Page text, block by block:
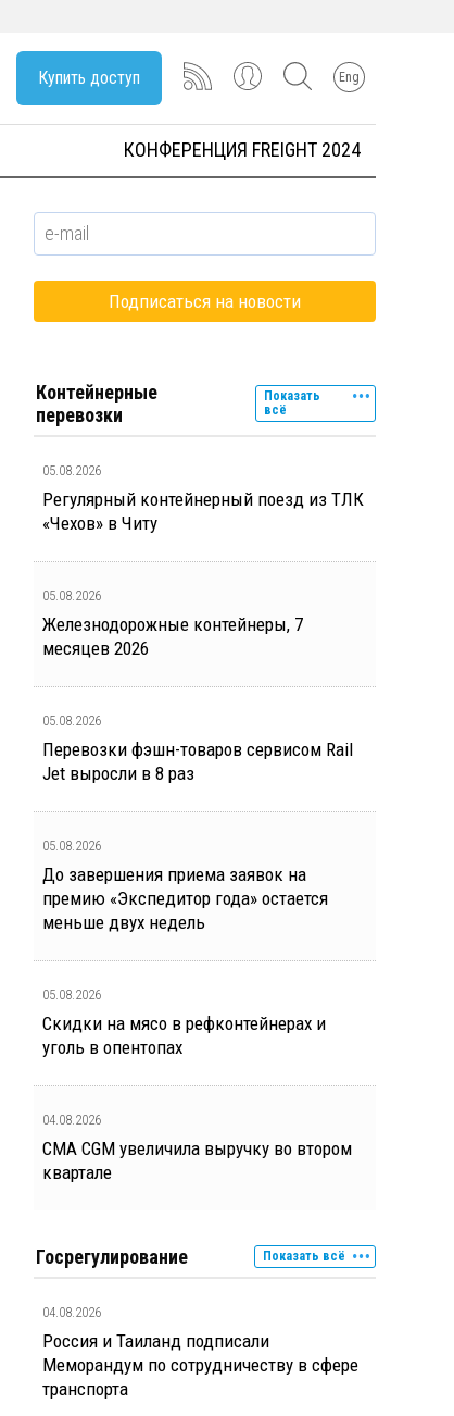
Купить доступ Eng
КОНФЕРЕНЦИЯ FREIGHT 2024
Контейнерные
перевозки
Показать
всё
05.08.2026
Регулярный контейнерный поезд из ТЛК
«Чехов» в Читу
05.08.2026
Железнодорожные контейнеры, 7
месяцев 2026
05.08.2026
Перевозки фэшн-товаров сервисом Rail
Jet выросли в 8 раз
05.08.2026
До завершения приема заявок на
премию «Экспедитор года» остается
меньше двух недель
05.08.2026
Скидки на мясо в рефконтейнерах и
уголь в опентопах
04.08.2026
CMA CGM увеличила выручку во втором
квартале
Госрегулирование Показать всё
04.08.2026
Россия и Таиланд подписали
Меморандум по сотрудничеству в сфере
транспорта